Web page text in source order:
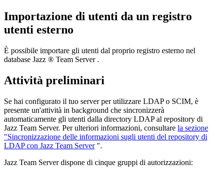
Importazione di utenti da un registro
utenti esterno
È possibile importare gli utenti dal proprio registro esterno nel
database Jazz ® Team Server.
Attività preliminari
Se hai configurato il tuo server per utilizzare LDAP o SCIM, è
presente un'attività in background che sincronizzerà
automaticamente gli utenti dalla directory LDAP al repository di
Jazz Team Server. Per ulteriori informazioni, consultare la sezione
"Sincronizzazione delle informazioni sugli utenti del repository di
LDAP con Jazz Team Server".
Jazz Team Serverdispone di cinque gruppi di autorizzazioni: